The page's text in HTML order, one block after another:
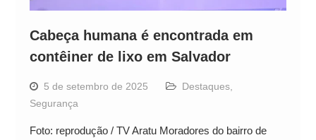
Cabeça humana é encontrada em
contêiner de lixo em Salvador
5 de setembro de 2025 Destaques,
Segurança
Foto: reprodução / TV Aratu Moradores do bairro de